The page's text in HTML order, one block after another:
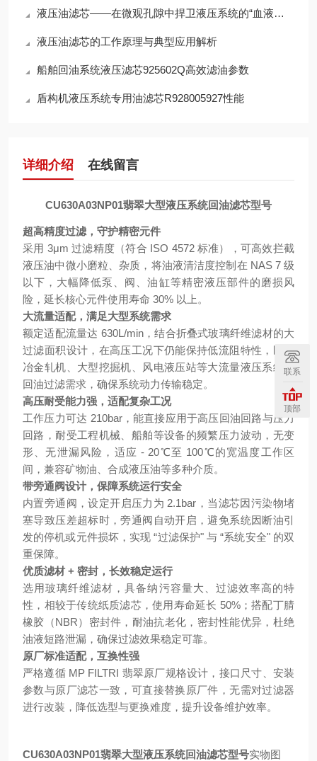
液压油滤芯——在微观孔隙中捍卫液压系统的“血液纯净”
液压油滤芯的工作原理与典型应用解析
船舶回油系统液压滤芯925602Q高效滤油参数
盾构机液压系统专用油滤芯R928005927性能
详细介绍 在线留言
CU630A03NP01翡翠大型液压系统回油滤芯型号
超高精度过滤，守护精密元件
采用 3μm 过滤精度（符合 ISO 4572 标准），可高效拦截
液压油中微小磨粒、杂质，将油液清洁度控制在 NAS 7 级
以下，大幅降低泵、阀、油缸等精密液压部件的磨损风
险，延长核心元件使用寿命 30% 以上。
大流量适配，满足大型系统需求
额定适配流量达 630L/min，结合折叠式玻璃纤维滤材的大
过滤面积设计，在高压工况下仍能保持低流阻特性，匹配
冶金轧机、大型挖掘机、风电液压站等大流量液压系统的
回油过滤需求，确保系统动力传输稳定。
高压耐受能力强，适配复杂工况
工作压力可达 210bar，能直接应用于高压回油回路与压力
回路，耐受工程机械、船舶等设备的频繁压力波动，无变
形、无泄漏风险，适应 - 20℃至 100℃的宽温度工作区
间，兼容矿物油、合成液压油等多种介质。
带旁通阀设计，保障系统运行安全
内置旁通阀，设定开启压力为 2.1bar，当滤芯因污染物堵
塞导致压差超标时，旁通阀自动开启，避免系统因断油引
发的停机或元件损坏，实现 “过滤保护" 与 “系统安全" 的双
重保障。
优质滤材 + 密封，长效稳定运行
选用玻璃纤维滤材，具备纳污容量大、过滤效率高的特
性，相较于传统纸质滤芯，使用寿命延长 50%；搭配丁腈
橡胶（NBR）密封件，耐油抗老化，密封性能优异，杜绝
油液短路泄漏，确保过滤效果稳定可靠。
原厂标准适配，互换性强
严格遵循 MP FILTRI 翡翠原厂规格设计，接口尺寸、安装
参数与原厂滤芯一致，可直接替换原厂件，无需对过滤器
进行改装，降低选型与更换难度，提升设备维护效率。
CU630A03NP01翡翠大型液压系统回油滤芯型号实物图
联系
顶部